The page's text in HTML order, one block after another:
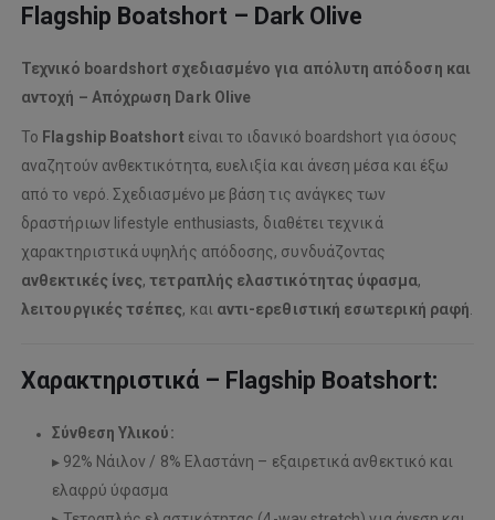
Flagship Boatshort – Dark Olive
Τεχνικό boardshort σχεδιασμένο για απόλυτη απόδοση και
αντοχή – Απόχρωση Dark Olive
Το Flagship Boatshort είναι το ιδανικό boardshort για όσους
αναζητούν ανθεκτικότητα, ευελιξία και άνεση μέσα και έξω
από το νερό. Σχεδιασμένο με βάση τις ανάγκες των
δραστήριων lifestyle enthusiasts, διαθέτει τεχνικά
χαρακτηριστικά υψηλής απόδοσης, συνδυάζοντας
ανθεκτικές ίνες,τετραπλής ελαστικότητας ύφασμα,
λειτουργικές τσέπες, και αντι-ερεθιστική εσωτερική ραφή
Χαρακτηριστικά – Flagship Boatshort:
Σύνθεση Υλικού:
▸ 92% Νάιλον / 8% Ελαστάνη – εξαιρετικά ανθεκτικό και
ελαφρύ ύφασμα